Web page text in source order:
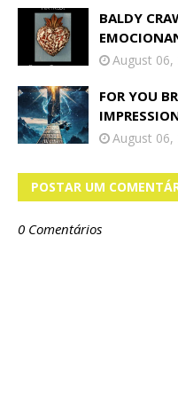
BALDY
August 06,
FOR YOU
August 06,
POSTAR UM
0 Comentários